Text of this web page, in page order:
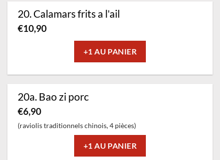
20. Calamars frits a l'ail
€10,90
+1 AU PANIER
20a. Bao zi porc
€6,90
(raviolis traditionnels chinois, 4 pièces)
+1 AU PANIER